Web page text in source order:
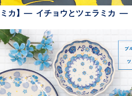
ミカ】— イチョウとツェラミカ —